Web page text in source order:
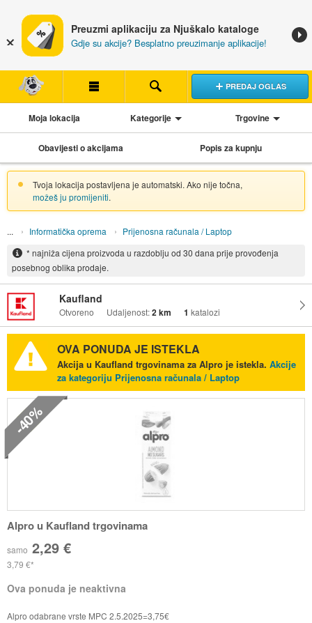
Preuzmi aplikaciju za Njuškalo kataloge
Gdje su akcije? Besplatno preuzimanje aplikacije!
PREDAJ OGLAS
Moja lokacija Kategorije Trgovine
Obavijesti o akcijama Popis za kupnju
Tvoja lokacija postavljena je automatski. Ako nije točna,
možeš ju promijeniti.
Informatička oprema
Prijenosna računala / Laptop
* najniža cijena proizvoda u razdoblju od 30 dana prije provođenja
posebnog oblika prodaje.
Kaufland
Otvoreno Udaljenost:2 km 1 katalozi
OVA PONUDA JE ISTEKLA
Akcija u Kaufland trgovinama za Alpro je istekla. Akcije
za kategoriju Prijenosna računala / Laptop
-40%
Alpro u Kaufland trgovinama
samo 2,29 €
3,79 €
Ova ponuda je neaktivna
Alpro odabrane vrste MPC 2.5.2025=3,75€